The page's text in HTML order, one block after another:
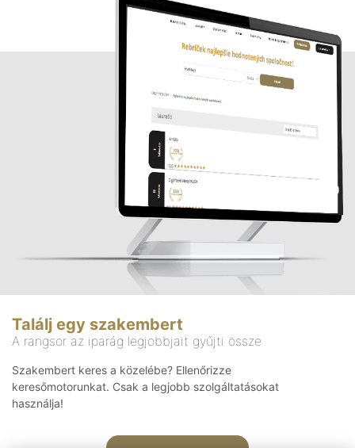
Találj egy szakembert
A rangsor az iparág legjobbjait gyűjti össze
Szakembert keres a közelébe? Ellenőrizze
keresőmotorunkat. Csak a legjobb szolgáltatásokat
használja!